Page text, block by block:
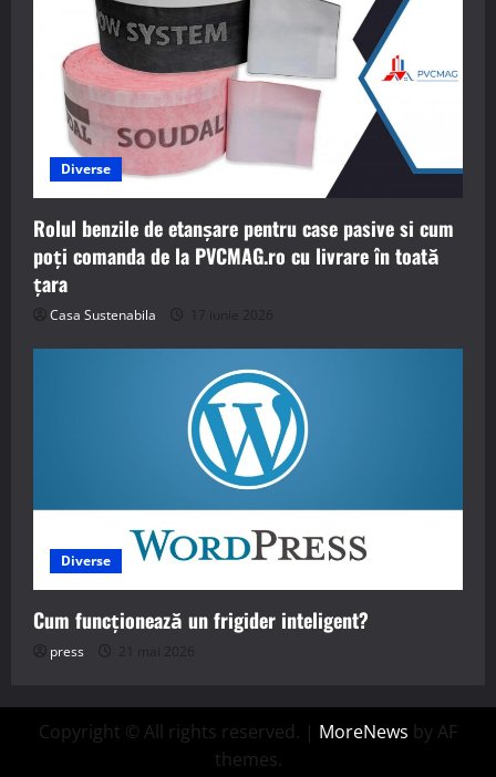
Diverse
Rolul benzile de etanșare pentru case pasive si cum
poți comanda de la PVCMAG.ro cu livrare în toată
țara
Casa Sustenabila 17 iunie 2026
Diverse
Cum funcționează un frigider inteligent?
press 21 mai 2026
Copyright © All rights reserved. | MoreNews by AF
themes.